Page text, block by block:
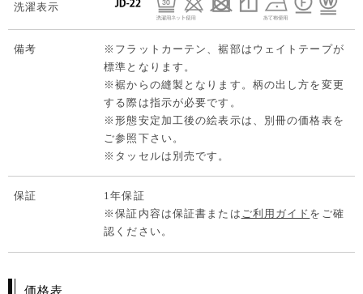
洗濯表示
備考
※フラットカーテン、裾部はウェイトテープが
標準となります。
※裾からの縫製となります。柄の出し方を変更
する際は指示が必要です。
※形態安定加工後の絵表示は、別冊の価格表を
ご参照下さい。
※タッセルは別売です。
保証
1年保証
※保証内容は保証書または ご利用ガイド をご確
認ください。
価格表